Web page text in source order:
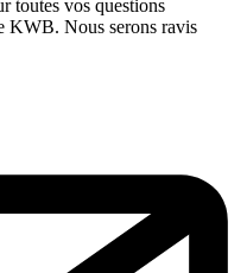
toutes vos questions
KWB. Nous serons ravis